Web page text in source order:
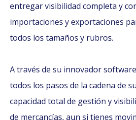
entregar visibilidad completa y
importaciones y exportaciones
todos los tamaños y rubros.
A través de su innovador
todos los pasos de la cadena de
capacidad total de gestión y
de mercancías, aun si tienes